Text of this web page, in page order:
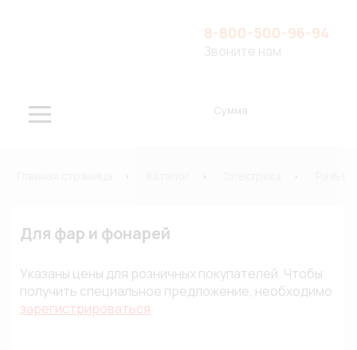
8-800-500-96-94
Звоните нам
Сумма
Для фар и фонарей
Указаны цены для розничных покупателей. Чтобы
получить специальное предложение, необходимо
зарегистрироваться